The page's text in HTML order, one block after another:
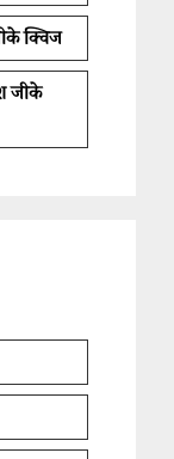
क्विज
जीके